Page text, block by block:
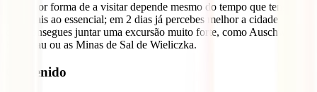
A melhor forma de a visitar depende mesmo do tempo que tens. Em
1 dia vais ao essencial; em 2 dias já percebes melhor a cidade; em 3
dias consegues juntar uma excursão muito forte, como Auschwitz-
Birkenau ou as Minas de Sal de Wieliczka.
Contenido